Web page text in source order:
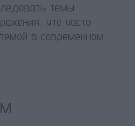
темы
что часто
в современном